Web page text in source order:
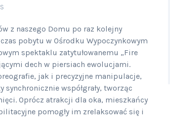
z naszego Domu po raz kolejny
pobytu w Ośrodku Wypoczynkowym
spektaklu zatytułowanemu „Fire
dech w piersiach ewolucjami.
jak i precyzyjne manipulacje,
współgrały, tworząc
Oprócz atrakcji dla oka, mieszkańcy
pomogły im zrelaksować się i